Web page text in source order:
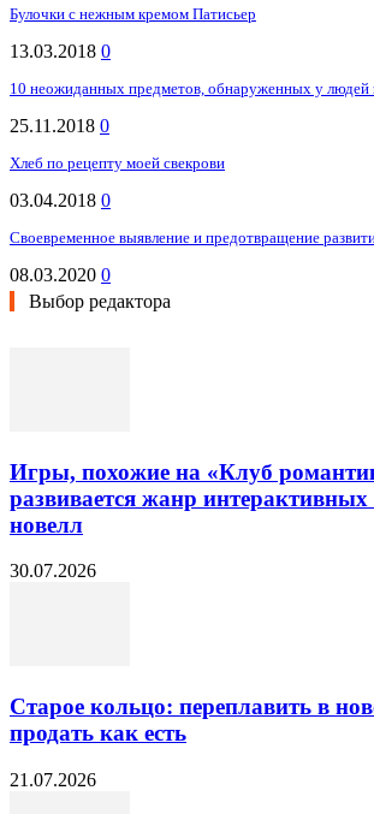
Булочки с нежным кремом Патисьер
13.03.2018 0
10 неожиданных предметов, обнаруженных у людей
25.11.2018 0
Хлеб по рецепту моей свекрови
03.04.2018 0
Своевременное выявление и предотвращение
08.03.2020 0
Выбор редактора
Игры, похожие на «Клуб
развивается жанр
новелл
30.07.2026
Старое кольцо: переплавить в
продать как есть
21.07.2026